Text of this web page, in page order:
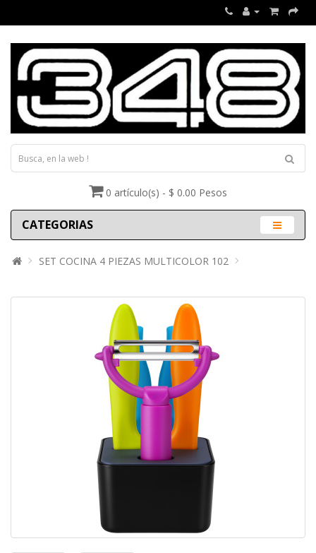
0 artículo(s) - $ 0.00 Pesos
CATEGORIAS
SET COCINA 4 PIEZAS MULTICOLOR 102